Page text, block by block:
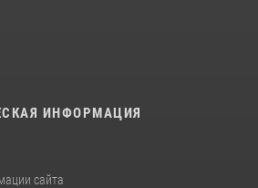
ИНФОРМАЦИЯ
сайта